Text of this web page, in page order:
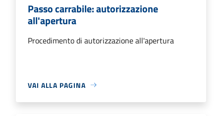
Passo carrabile: autorizzazione
all'apertura
Procedimento di autorizzazione all'apertura
VAI ALLA PAGINA